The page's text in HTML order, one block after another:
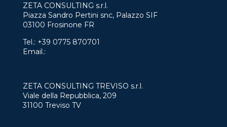
ZETA CONSULTING s.r.l.
Piazza Sandro Pertini snc, Palazzo SIF
03100 Frosinone FR
Tel.: +39 0775 870701
Email.:
ZETA CONSULTING TREVISO s.r.l.
Viale della Repubblica, 209
31100 Treviso TV